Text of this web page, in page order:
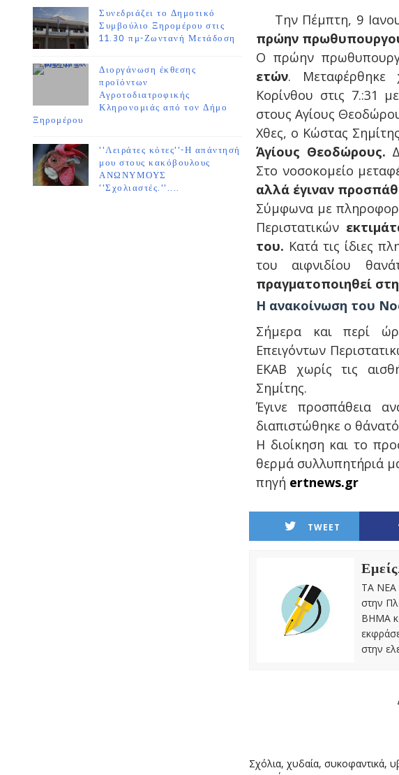
Συνεδριάζει το Δημοτικό
Συμβούλιο Ξηρομέρου στις
11.30 πμ-Ζωντανή Μετάδοση
Διοργάνωση έκθεσης
προϊόντων
Αγροτοδιατροφικής
Κληρονομιάς από τον Δήμο
Ξηρομέρου
''Λειράτες κότες''-Η απάντησή
μου στους κακόβουλους
ΑΝΩΝΥΜΟΥΣ
''Σχολιαστές.''....
Την Πέμπτη, 9
πρώην
Ο πρώην
ετών. Μεταφέρθηκε
Κορίνθου στις 7.:31
στους Αγίους
Χθες, ο Κώστας Σημίτης
Άγίους Θεοδώρους.
Στο νοσοκομείο
αλλά έγιναν
Σύμφωνα με
Περιστατικών
του. Κατά τις ίδιες
του αιφνιδίου
πραγματοποιηθεί
Η ανακοίνωση του
Σήμερα και περί
Επειγόντων
ΕΚΑΒ χωρίς τις
Σημίτης.
Έγινε προσπάθεια
διαπιστώθηκε ο
Η διοίκηση και το
θερμά συλλυπητήριά
πηγή ertnews.gr
TWEET
ΤΑ ΝΕΑ
στην
ΒΗΜΑ
στην
Σχόλια, χυδαία, συκοφαντικά,